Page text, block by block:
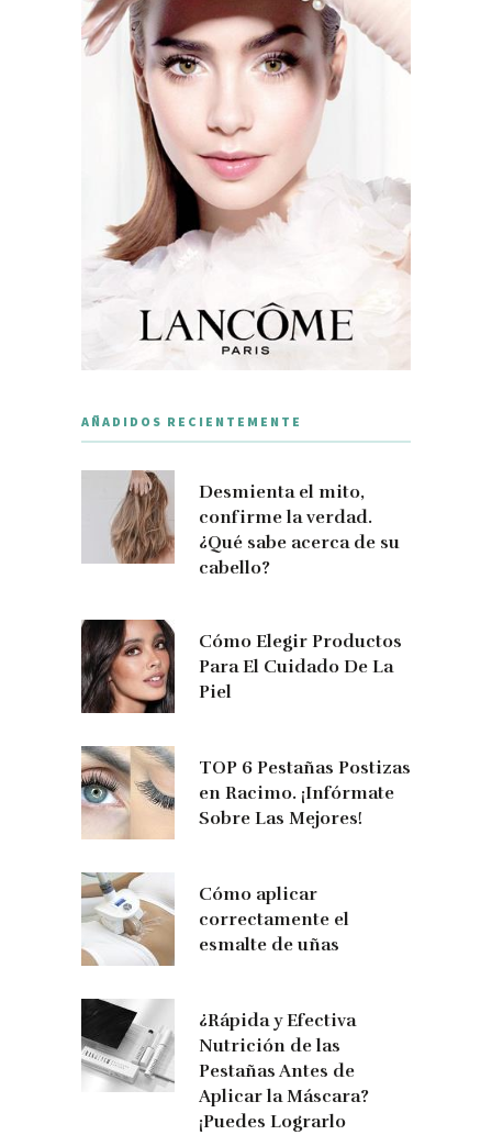
AÑADIDOS RECIENTEMENTE
Desmienta el mito,
confirme la verdad.
¿Qué sabe acerca de su
cabello?
Cómo Elegir Productos
Para El Cuidado De La
Piel
TOP 6 Pestañas Postizas
en Racimo. ¡Infórmate
Sobre Las Mejores!
Cómo aplicar
correctamente el
esmalte de uñas
¿Rápida y Efectiva
Nutrición de las
Pestañas Antes de
Aplicar la Máscara?
¡Puedes Lograrlo